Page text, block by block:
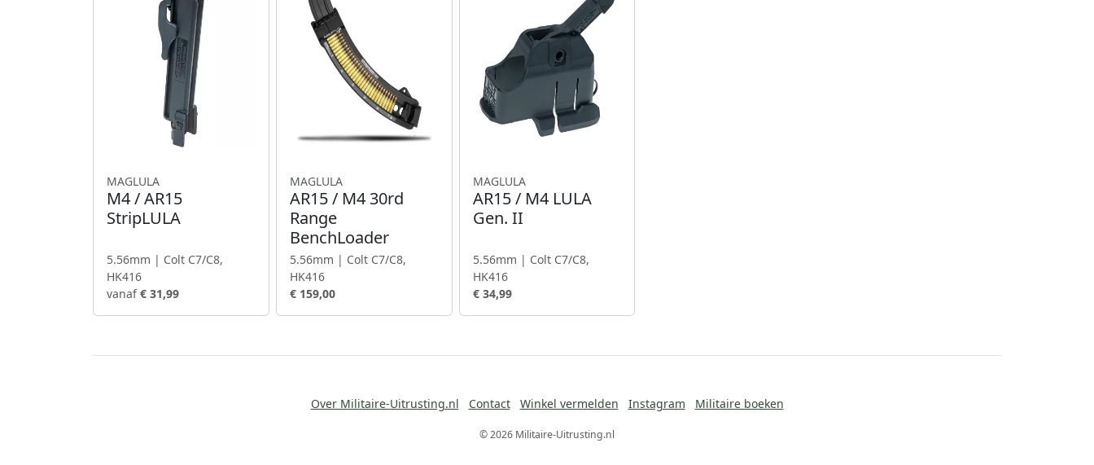
MAGLULA
M4 / AR15
StripLULA
5.56mm | Colt C7/C8,
HK416
vanaf€ 31,99
MAGLULA
AR15 / M4 30rd
Range
BenchLoader
5.56mm | Colt C7/C8,
HK416
€ 159,00
MAGLULA
AR15 / M4 LULA
Gen. II
5.56mm | Colt C7/C8,
HK416
€ 34,99
Over Militaire-Uitrusting.nl Contact Winkel vermelden Instagram Militaire boeken
© 2026 Militaire-Uitrusting.nl